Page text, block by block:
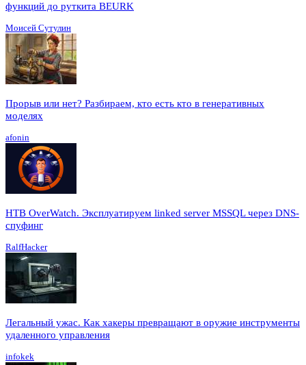
функций до руткита BEURK
Моисей Сутулин
Прорыв или нет? Разбираем, кто есть кто в генеративных
моделях
afonin
HTB OverWatch. Эксплуатируем linked server MSSQL через DNS-
спуфинг
RalfHacker
Легальный ужас. Как хакеры превращают в оружие инструменты
удаленного управления
infokek